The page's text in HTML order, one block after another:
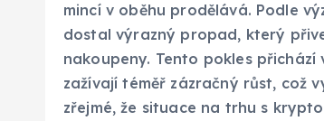
mincí v oběhu prodělává. Podle
dostal výrazný propad, který
nakoupeny. Tento pokles přichází
zažívají téměř zázračný růst, což
zřejmé, že situace na trhu s